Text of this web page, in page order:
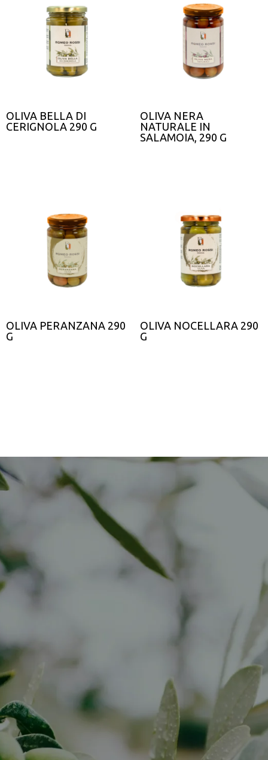
OLIVA BELLA DI
CERIGNOLA 290 G
OLIVA NERA
NATURALE IN
SALAMOIA, 290 G
OLIVA PERANZANA 290
G
OLIVA NOCELLARA 290
G